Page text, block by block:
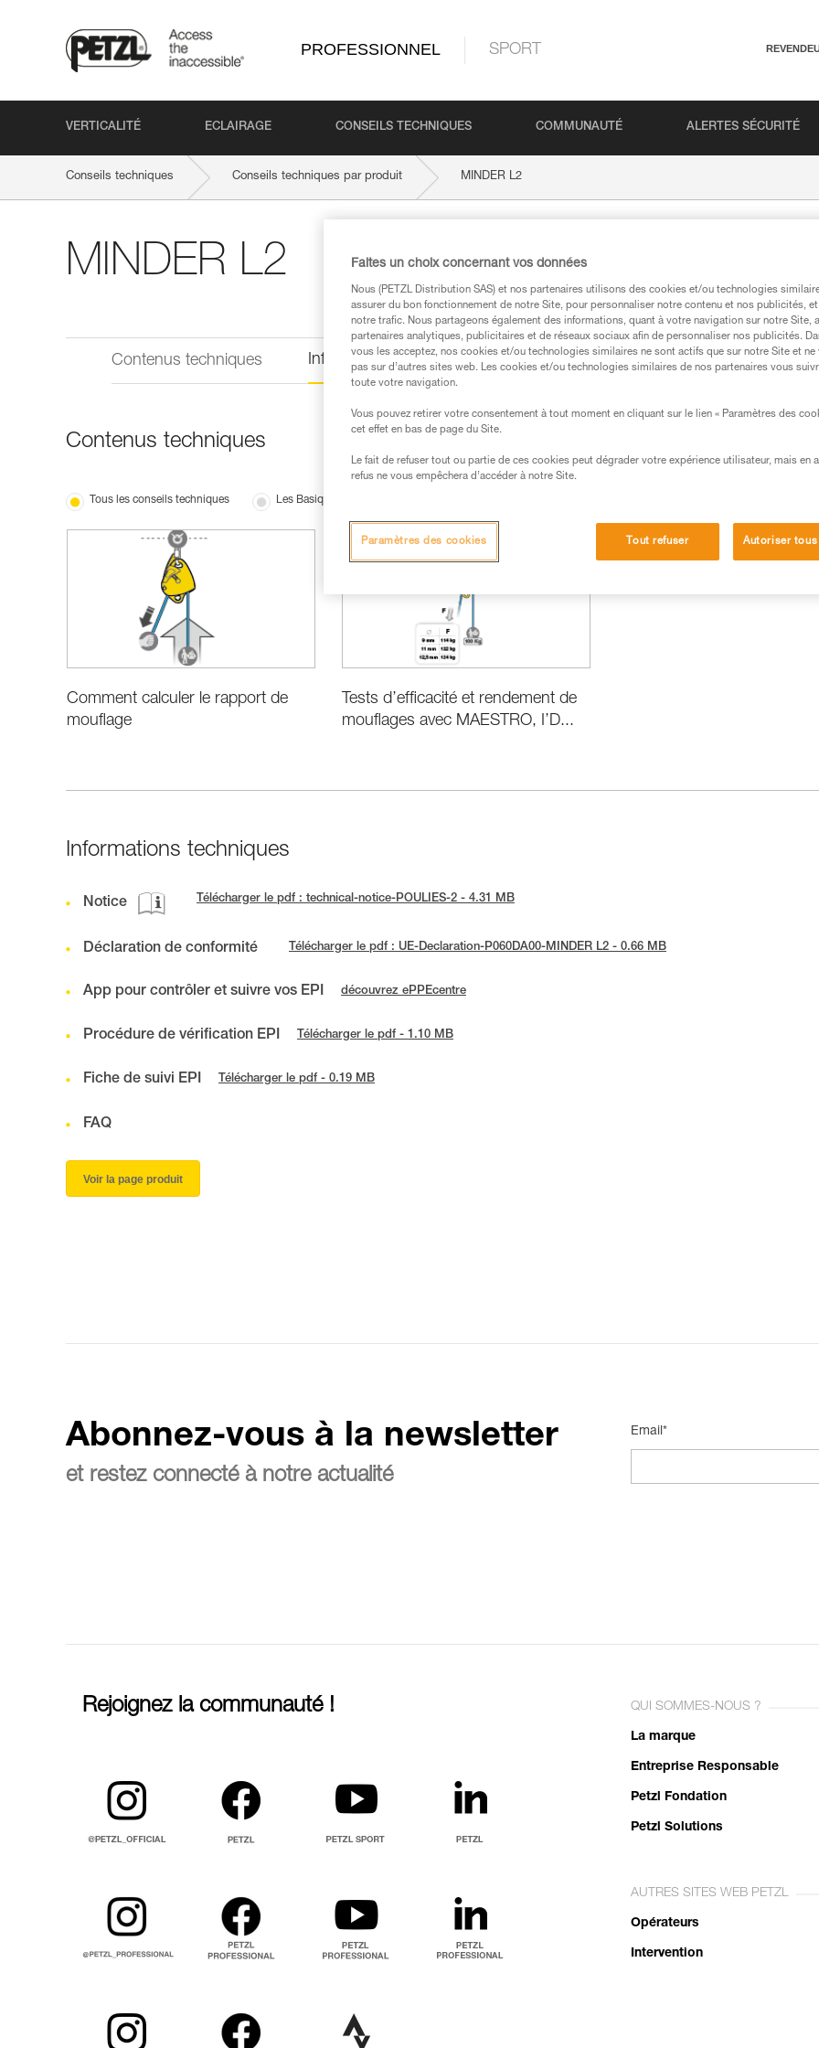
PROFESSIONNEL SPORT
VERTICALITÉ ECLAIRAGE CONSEILS TECHNIQUES COMMUNAUTÉ ALERTES SÉCURITÉ
Conseils techniques Conseils techniques par produit MINDER L2
MINDER L2
Contenus techniques Informations techniques
Contenus techniques
Tous les conseils techniques Les Basiques
Comment calculer le rapport de
mouflage
Tests d’efficacité et rendement de
mouflages avec MAESTRO, I’D...
Informations techniques
Notice Télécharger le pdf : technical-notice-POULIES-2 - 4.31 MB
Déclaration de conformité Télécharger le pdf : UE-Declaration-P060DA00-MINDER L2 - 0.66 MB
App pour contrôler et suivre vos EPI découvrez ePPEcentre
Procédure de vérification EPI Télécharger le pdf - 1.10 MB
Fiche de suivi EPI Télécharger le pdf - 0.19 MB
FAQ
Voir la page produit
Abonnez-vous à la newsletter
et restez connecté à notre actualité
Email*
Rejoignez la communauté ! QUI SOMMES-NOUS ?
La marque
Entreprise Responsable
Petzl Fondation
Petzl Solutions
AUTRES SITES WEB PETZL
Opérateurs
Intervention
Faites un choix concernant vos données
Nous (PETZL Distribution SAS) et nos partenaires utilisons des cookies et/ou technologies
assurer du bon fonctionnement de notre Site, pour personnaliser notre contenu et nos publicités,
notre trafic. Nous partageons également des informations, quant à votre navigation sur notre Site,
partenaires analytiques, publicitaires et de réseaux sociaux afin de personnaliser nos publicités.
vous les acceptez, nos cookies et/ou technologies similaires ne sont actifs que sur notre Site et ne
pas sur d’autres sites web. Les cookies et/ou technologies similaires de nos partenaires vous
toute votre navigation.
Vous pouvez retirer votre consentement à tout moment en cliquant sur le lien « Paramètres des
cet effet en bas de page du Site.
Le fait de refuser tout ou partie de ces cookies peut dégrader votre expérience utilisateur, mais en
refus ne vous empêchera d’accéder à notre Site.
Tout refuser Autoriser
Paramètres des cookies